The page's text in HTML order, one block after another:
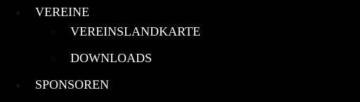
VEREINE
VEREINSLANDKARTE
DOWNLOADS
SPONSOREN